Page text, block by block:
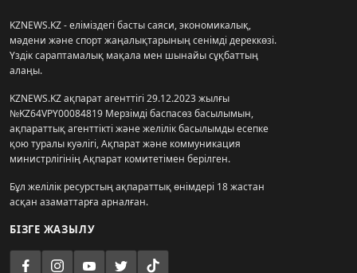
KZNEWS.KZ - еліміздегі басты саяси, экономикалық,
мәдени және спорт жаңалықтарының сенімді дереккөзі.
Үздік сараптамалық мақала мен шынайы сұқбаттың
алаңы.
KZNEWS.KZ ақпарат агенттігі 29.12.2023 жылғы
№KZ64VPY00084819 Мерзімді баспасөз басылымын,
ақпараттық агенттікті және желілік басылымды есепке
қою туралы куәлігі, Ақпарат және коммуникация
министрлігінің Ақпарат комитетімен берілген.
Бұл желілік ресурстың ақпараттық өнімдері 18 жастан
асқан азаматтарға арналған.
БІЗГЕ ЖАЗЫЛУ